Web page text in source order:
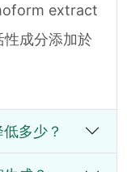
extract
成分添加於
多少？